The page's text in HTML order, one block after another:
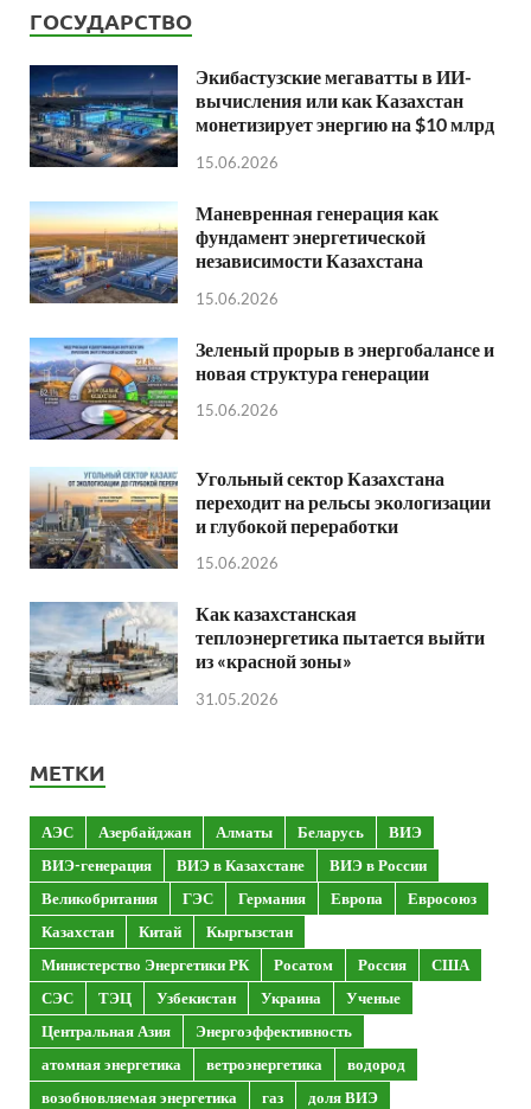
ГОСУДАРСТВО
Экибастузские мегаватты в ИИ-
вычисления или как Казахстан
монетизирует энергию на $10 млрд
15.06.2026
Маневренная генерация как
фундамент энергетической
независимости Казахстана
15.06.2026
Зеленый прорыв в энергобалансе и
новая структура генерации
15.06.2026
Угольный сектор Казахстана
переходит на рельсы экологизации
и глубокой переработки
15.06.2026
Как казахстанская
теплоэнергетика пытается выйти
из «красной зоны»
31.05.2026
МЕТКИ
АЭС Азербайджан Алматы Беларусь
ВИЭ
ВИЭ-генерация
ВИЭ в Казахстане
ВИЭ в России
Великобритания
ГЭС Германия Европа
Евросоюз
Казахстан
Китай
Кыргызстан
Министерство Энергетики РК
Росатом Россия
США
СЭС
ТЭЦ Узбекистан Украина
Ученые
Центральная Азия
Энергоэффективность
атомная энергетика
ветроэнергетика
водород
возобновляемая энергетика
газ
доля ВИЭ